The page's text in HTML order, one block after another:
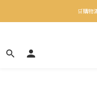
✨下載Three🛒購物
✨下載Three